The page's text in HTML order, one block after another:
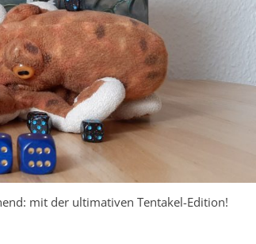
mit der ultimativen Tentakel-Edition!